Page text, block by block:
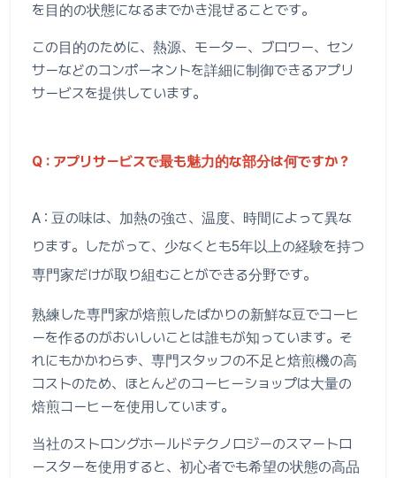
を目的の状態になるまでかき混ぜることです。
この目的のために、熱源、モーター、ブロワー、セン
サーなどのコンポーネントを詳細に制御できるアプリ
サービスを提供しています。
Q : アプリサービスで最も魅力的な部分は何ですか？
A : 豆の味は、加熱の強さ、温度、時間によって異な
ります。したがって、少なくとも5年以上の経験を持つ
専門家だけが取り組むことができる分野です。
熟練した専門家が焙煎したばかりの新鮮な豆でコーヒ
ーを作るのがおいしいことは誰もが知っています。そ
れにもかかわらず、専門スタッフの不足と焙煎機の高
コストのため、ほとんどのコーヒーショップは大量の
焙煎コーヒーを使用しています。
当社のストロングホールドテクノロジーのスマートロ
ースターを使用すると、初心者でも希望の状態の高品